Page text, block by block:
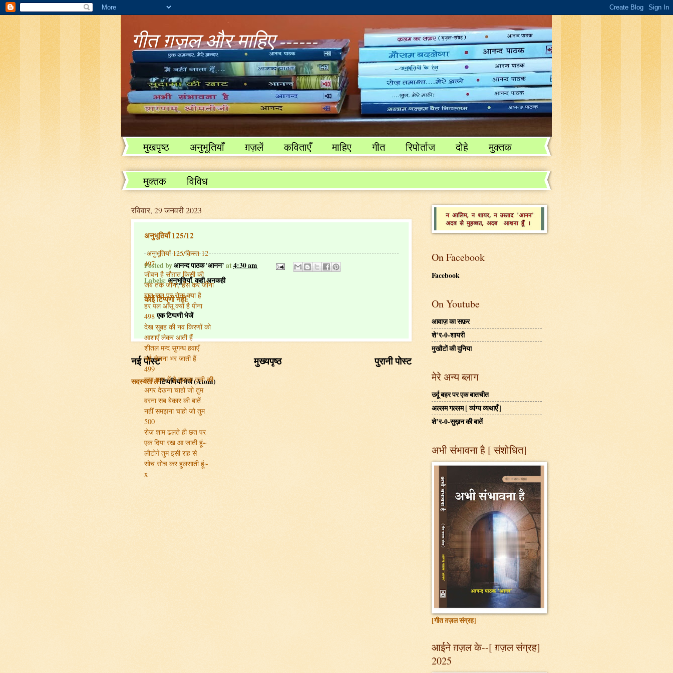
गीत ग़ज़ल और माहिए ------
मुखपृष्ठ अनुभूतियाँ ग़ज़लें कविताएँ माहिए गीत रिपोर्ताज दोहे
मुक्तक
विविध
मुक्तक
विविध
रविवार, 29 जनवरी 2023
अनुभूतियाँ 125/12
अनुभूतियाँ 125/क़िस्त 12
497
जीवन है सौग़ात किसी की
जब तक जीना, हँस कर जीना
बात बात पर रोना क्या है
हर पल आँसू क्यों है पीना
498
देख सुबह की नव किरणों को
आशाएँ लेकर आती हैं
शीतल मन्द सुगन्ध हवाएँ
नई चेतना भर जाती हैं
499
कण कण में है झलक उसी की
अगर देखना चाहो जो तुम
वरना सब बेकार की बातें
नहीं समझना चाहो जो तुम
500
रोज़ शाम ढलते ही छत पर
एक दिया रख आ जाती हूं~
लौटोगे तुम इसी राह से
सोच सोच कर हुलसाती हूं~
x
Posted byआनन्द पाठक 'आनन’ at4:30 am
Labels: अनुभूतियाँ,कही अनकही
कोई टिप्पणी नहीं:
एक टिप्पणी भेजें
नई पोस्ट पुरानी पोस्ट
मुख्यपृष्ठ
सदस्यता लेंटिप्पणियाँ भेजें (Atom)
On Facebook
Facebook
On Youtube
आवाज़ का सफ़र
शे’र-0-शायरी
मुखौटों की दुनिया
मेरे अन्य ब्लाग
उर्दू बहर पर एक बातचीत
अल्लम गल्लम [ व्यंग्य व्यथाएँ ]
शे’र-0-सुख़न की बातें
अभी संभावना है [ संशोधित]
[गीत ग़ज़ल संग्रह]
आईने ग़ज़ल के--[ ग़ज़ल संग्रह]
2025